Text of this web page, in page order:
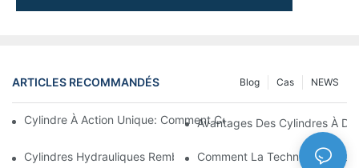
ARTICLES RECOMMANDÉS NEWS
Cas
Blog
Cylindre À Action Unique: Comment Cela Fonctionne &
Avantages Des Cylindres À
Cylindres Hydrauliques Rembourrés: Réduction De L'impact &
Comment La Technologie